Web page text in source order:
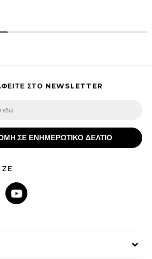
ΣΤΟ NEWSLETTER
ΣΕ ΕΝΗΜΕΡΩΤΙΚΟ ΔΕΛΤΙΟ